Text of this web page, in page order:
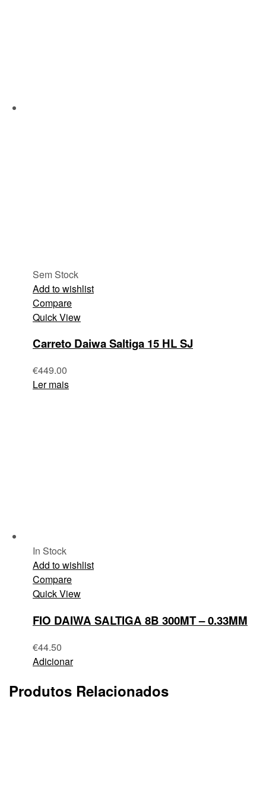
Sem Stock
Add to wishlist
Compare
Quick View
Carreto Daiwa Saltiga 15 HL SJ
€449.00
Ler mais
In Stock
Add to wishlist
Compare
Quick View
FIO DAIWA SALTIGA 8B 300MT – 0.33MM
€44.50
Adicionar
Produtos Relacionados